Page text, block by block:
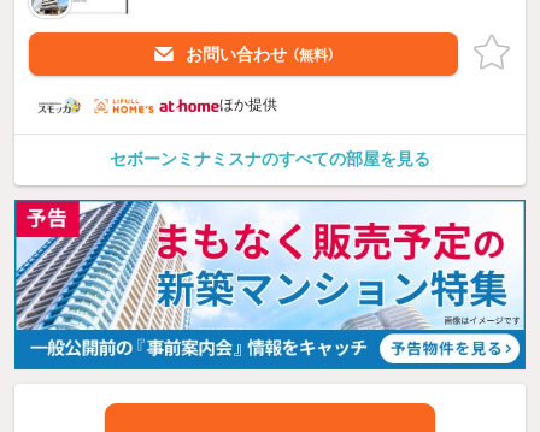
お問い合わせ （無料）
ほか提供
セボーンミナミスナのすべての部屋を見る